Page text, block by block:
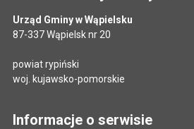
Urząd Gminy w Wąpielsku
87-337 Wąpielsk nr 20
powiat rypiński
woj. kujawsko-pomorskie
Informacje o serwisie